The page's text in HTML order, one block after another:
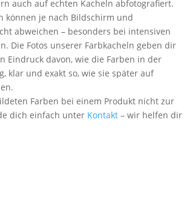
auch auf echten Kacheln abfotografiert.
können je nach Bildschirm und
abweichen – besonders bei intensiven
Die Fotos unserer Farbkacheln geben dir
Eindruck davon, wie die Farben in der
klar und exakt so, wie sie später auf
Farben bei einem Produkt nicht zur
dich einfach unter Kontakt – wir helfen dir